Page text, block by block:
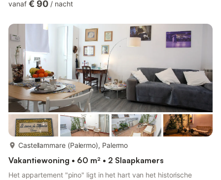
appartement, gelegen op de eerste verdieping van een
accenten. De locatie stelt u in staat om het historische centrum
van Palermo gemakkelijk te voet te verkennen en monumenten
te bezoeken...
vanaf € 90 / nacht
Castellammare (Palermo), Palermo
Vakantiewoning • 60 m² • 2 Slaapkamers
Het appartement "pino" ligt in het hart van het historische